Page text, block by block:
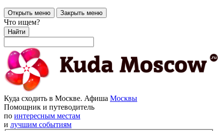
Открыть меню Закрыть меню
Что ищем?
Найти
Куда сходить в Москве. Афиша Москвы
Помощник и путеводитель
по интересным местам
и лучшим событиям